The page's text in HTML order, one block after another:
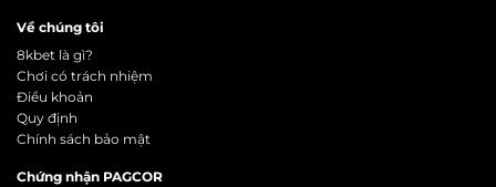
Về chúng tôi
8kbet là gì?
Chơi có trách nhiệm
Điều khoản
Quy định
Chính sách bảo mật
Chứng nhận PAGCOR